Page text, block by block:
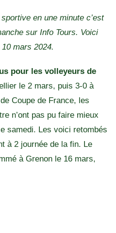
en une minute c’est
sur Info Tours. Voici
10 mars 2024.
pour les volleyeurs de
le 2 mars, puis 3-0 à
Coupe de France, les
n’ont pas pu faire mieux
samedi. Les voici retombés
à 2 journée de la fin. Le
à Grenon le 16 mars,